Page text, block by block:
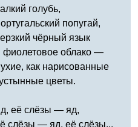
голубь,
попугай,
чёрный язык
фиолетовое облако —
как нарисованные
цветы.
её слёзы — яд,
слёзы — яд, её слёзы...